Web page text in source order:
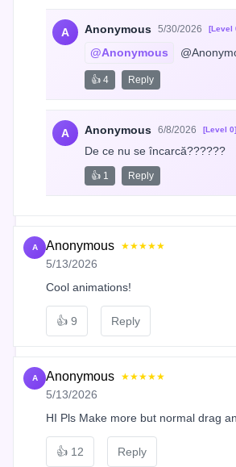
A Anonymous 5/30/2026 [Level
@Anonymous
👍 4 Reply
A Anonymous 6/8/2026 [Level 0]
De ce nu se încarcă??????
👍 1 Reply
A Anonymous ★★★★★
5/13/2026
Cool animations!
👍 9 Reply
A Anonymous ★★★★★
5/13/2026
HI Pls Make more but normal drag
👍 12 Reply